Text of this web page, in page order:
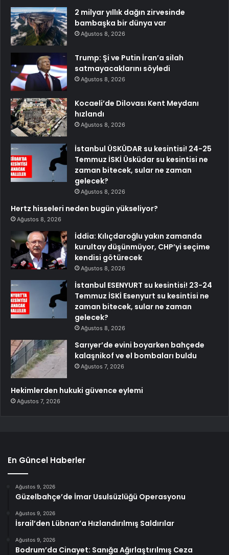
2 milyar yıllık dağın zirvesinde
bambaşka bir dünya var
Ağustos 8, 2026
Trump: Şi ve Putin İran’a silah
satmayacaklarını söyledi
Ağustos 8, 2026
Kocaeli’de Dilovası Kent Meydanı
hızlandı
Ağustos 8, 2026
İstanbul ÜSKÜDAR su kesintisi! 24-25
Temmuz İSKİ Üsküdar su kesintisi ne
zaman bitecek, sular ne zaman
gelecek?
Ağustos 8, 2026
Hertz hisseleri neden bugün yükseliyor?
Ağustos 8, 2026
İddia: Kılıçdaroğlu yakın zamanda
kurultay düşünmüyor, CHP’yi seçime
kendisi götürecek
Ağustos 8, 2026
İstanbul ESENYURT su kesintisi! 23-24
Temmuz İSKİ Esenyurt su kesintisi ne
zaman bitecek, sular ne zaman
gelecek?
Ağustos 8, 2026
Sarıyer’de evini boyarken bahçede
kalaşnikof ve el bombaları buldu
Ağustos 7, 2026
Hekimlerden hukuki güvence eylemi
Ağustos 7, 2026
En Güncel Haberler
Ağustos 9, 2026
Güzelbahçe’de İmar Usulsüzlüğü Operasyonu
Ağustos 9, 2026
İsrail’den Lübnan’a Hızlandırılmış Saldırılar
Ağustos 9, 2026
Bodrum’da Cinayet: Sanığa Ağırlaştırılmış Ceza